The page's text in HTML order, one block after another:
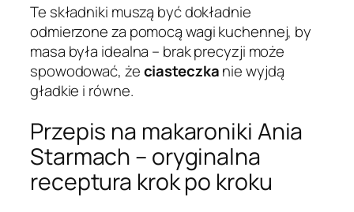
Te składniki muszą być dokładnie
odmierzone za pomocą wagi kuchennej, by
masa była idealna – brak precyzji może
spowodować, żeciasteczkanie wyjdą
gładkie i równe.
Przepis na makaroniki Ania
Starmach – oryginalna
receptura krok po kroku